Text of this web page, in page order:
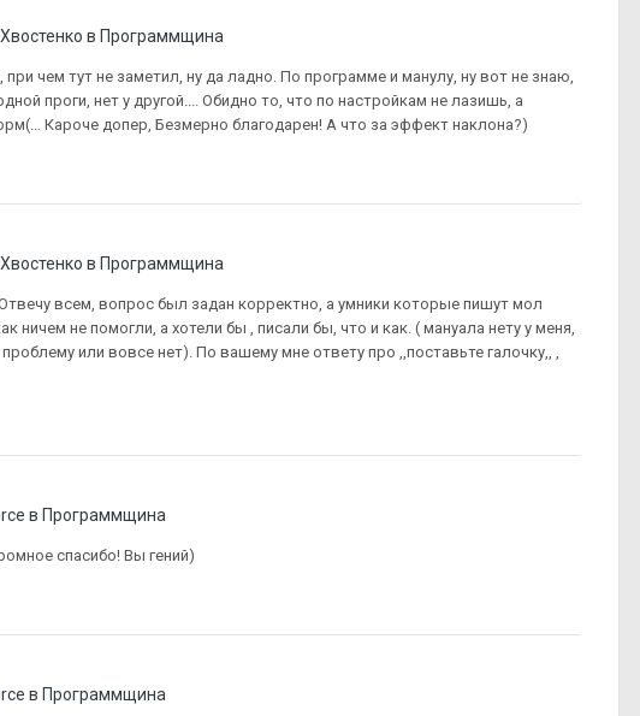
в Программщина
чем тут не заметил, ну да ладно. По программе и манулу, ну вот не знаю,
проги, нет у другой.... Обидно то, что по настройкам не лазишь, а
Кароче допер, Безмерно благодарен! А что за эффект наклона?)
в Программщина
всем, вопрос был задан корректно, а умники которые пишут мол
ничем не помогли, а хотели бы , писали бы, что и как. ( мануала нету у меня,
или вовсе нет). По вашему мне ответу про ,,поставьте галочку,, ,
в Программщина
спасибо! Вы гений)
в Программщина